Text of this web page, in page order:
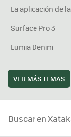
La aplicación de
Surface Pro 3
Lumia Denim
VER MÁS TEMAS